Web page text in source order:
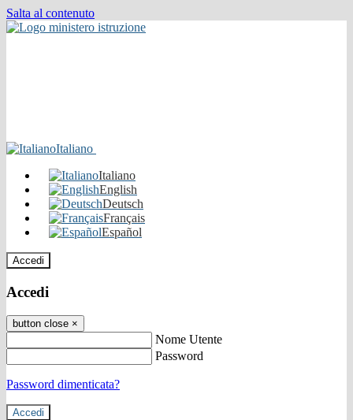
Salta al contenuto
Italiano
Italiano
English
Deutsch
Français
Español
Accedi
Accedi
button close ×
Nome Utente
Password
Password dimenticata?